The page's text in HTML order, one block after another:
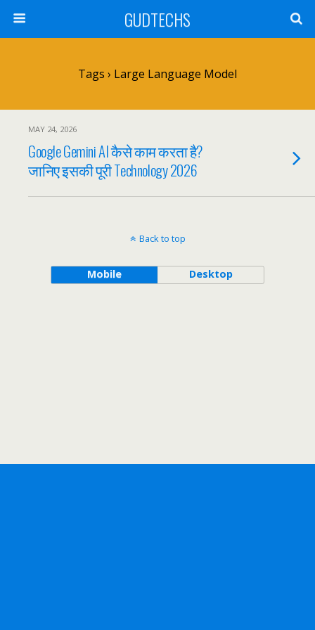
GUDTECHS
Tags › Large Language Model
MAY 24, 2026
Google Gemini AI कैसे काम करता है?
जानिए इसकी पूरी Technology 2026
Back to top
Mobile Desktop